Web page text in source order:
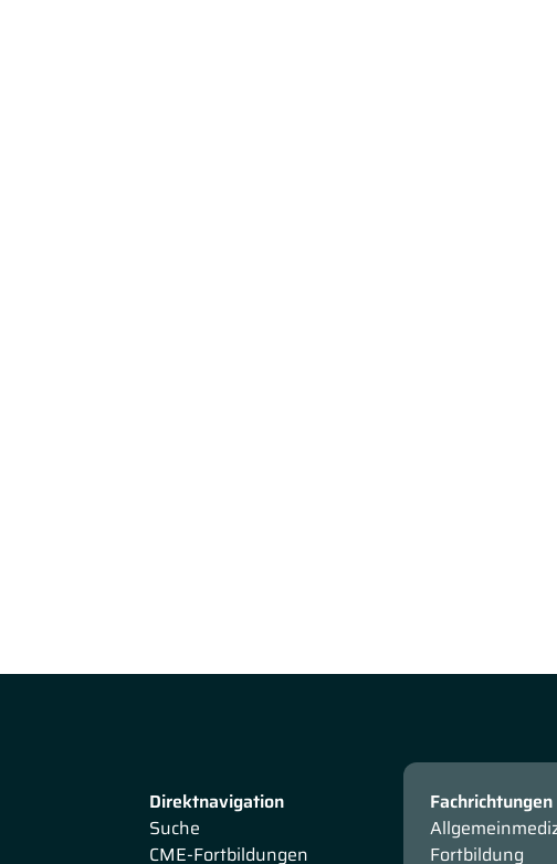
Direktnavigation
Suche
CME-Fortbildungen
Fachrichtungen
Fortbildung